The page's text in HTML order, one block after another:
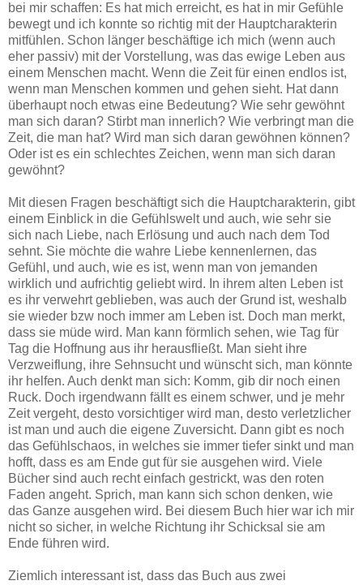
bei mir schaffen: Es hat mich erreicht, es hat in mir Gefühle
bewegt und ich konnte so richtig mit der Hauptcharakterin
mitfühlen. Schon länger beschäftige ich mich (wenn auch
eher passiv) mit der Vorstellung, was das ewige Leben aus
einem Menschen macht. Wenn die Zeit für einen endlos ist,
wenn man Menschen kommen und gehen sieht. Hat dann
überhaupt noch etwas eine Bedeutung? Wie sehr gewöhnt
man sich daran? Stirbt man innerlich? Wie verbringt man die
Zeit, die man hat? Wird man sich daran gewöhnen können?
Oder ist es ein schlechtes Zeichen, wenn man sich daran
gewöhnt?
Mit diesen Fragen beschäftigt sich die Hauptcharakterin, gibt
einem Einblick in die Gefühlswelt und auch, wie sehr sie
sich nach Liebe, nach Erlösung und auch nach dem Tod
sehnt. Sie möchte die wahre Liebe kennenlernen, das
Gefühl, und auch, wie es ist, wenn man von jemanden
wirklich und aufrichtig geliebt wird. In ihrem alten Leben ist
es ihr verwehrt geblieben, was auch der Grund ist, weshalb
sie wieder bzw noch immer am Leben ist. Doch man merkt,
dass sie müde wird. Man kann förmlich sehen, wie Tag für
Tag die Hoffnung aus ihr herausfließt. Man sieht ihre
Verzweiflung, ihre Sehnsucht und wünscht sich, man könnte
ihr helfen. Auch denkt man sich: Komm, gib dir noch einen
Ruck. Doch irgendwann fällt es einem schwer, und je mehr
Zeit vergeht, desto vorsichtiger wird man, desto verletzlicher
ist man und auch die eigene Zuversicht. Dann gibt es noch
das Gefühlschaos, in welches sie immer tiefer sinkt und man
hofft, dass es am Ende gut für sie ausgehen wird. Viele
Bücher sind auch recht einfach gestrickt, was den roten
Faden angeht. Sprich, man kann sich schon denken, wie
das Ganze ausgehen wird. Bei diesem Buch hier war ich mir
nicht so sicher, in welche Richtung ihr Schicksal sie am
Ende führen wird.
Ziemlich interessant ist, dass das Buch aus zwei